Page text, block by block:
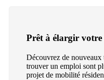
Prêt à élargir votre
Découvrez de nouveaux
trouver un emploi sont
projet de mobilité